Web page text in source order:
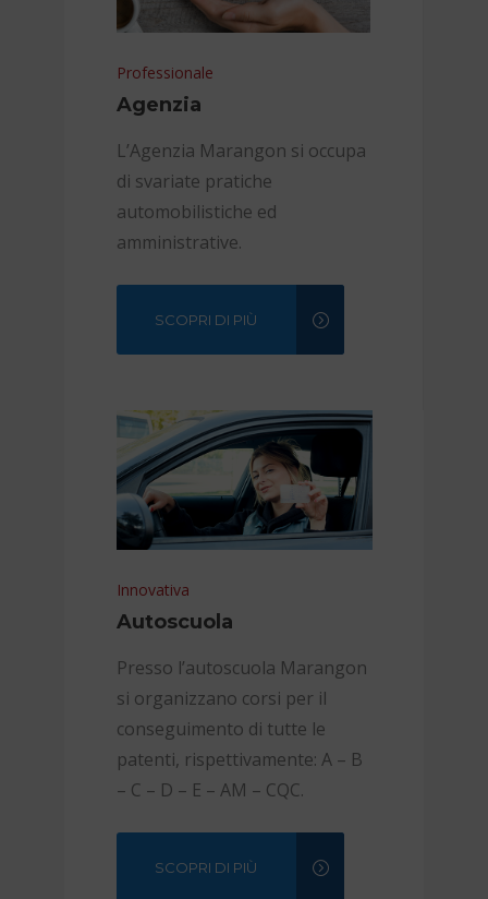
Professionale
Agenzia
L’Agenzia Marangon si occupa
di svariate pratiche
automobilistiche ed
amministrative.
SCOPRI DI PIÙ
Innovativa
Autoscuola
Presso l’autoscuola Marangon
si organizzano corsi per il
conseguimento di tutte le
patenti, rispettivamente: A – B
– C – D – E – AM – CQC.
SCOPRI DI PIÙ